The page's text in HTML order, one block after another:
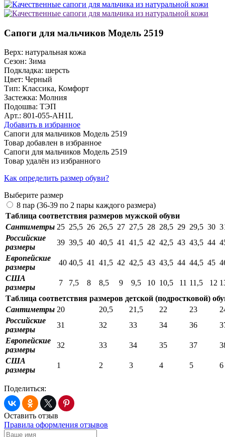
Сапоги для мальчиков Модель 2519
Верх: натуральная кожа
Сезон: Зима
Подкладка: шерсть
Цвет: Черный
Тип: Классика, Комфорт
Застежка: Молния
Подошва: ТЭП
Арт.: 801-055-AH1L
Добавить в избранное
Сапоги для мальчиков Модель 2519
Товар добавлен в избранное
Сапоги для мальчиков Модель 2519
Товар удалён из избранного
Как определить размер обуви?
Выберите размер
8 пар (36-39 по 2 пары каждого размера)
Таблица соответствия размеров мужской обуви
Сантиметры 25 25,5 26 26,5 27 27,5 28 28,5 29 29,5 30
Российские
размеры
39 39,5 40 40,5 41 41,5 42 42,5 43 43,5 44
Европейские
размеры
40 40,5 41 41,5 42 42,5 43 43,5 44 44,5 45
США
размеры
7 7,5 8 8,5 9 9,5 10 10,5 11 11,5 12
Таблица соответствия размеров детской (подростковой)
Сантиметры 20 20,5 21,5 22 23
Российские
размеры
31 32 33 34 36
Европейские
размеры
32 33 34 35 37
США
размеры
1 2 3 4 5 6
Поделиться:
Оставить отзыв
Правила оформления отзывов